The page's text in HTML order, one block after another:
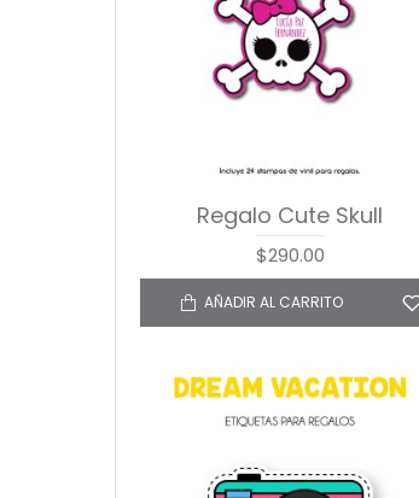
Regalo Cute Skull
$290.00
AÑADIR AL CARRITO